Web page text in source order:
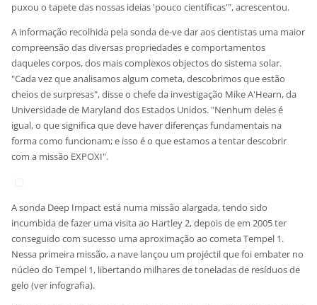
puxou o tapete das nossas ideias 'pouco científicas'", acrescentou.
A informação recolhida pela sonda de-ve dar aos cientistas uma maior
compreensão das diversas propriedades e comportamentos
daqueles corpos, dos mais complexos objectos do sistema solar.
"Cada vez que analisamos algum cometa, descobrimos que estão
cheios de surpresas", disse o chefe da investigação Mike A'Hearn, da
Universidade de Maryland dos Estados Unidos. "Nenhum deles é
igual, o que significa que deve haver diferenças fundamentais na
forma como funcionam; e isso é o que estamos a tentar descobrir
com a missão EXPOXI".
A sonda Deep Impact está numa missão alargada, tendo sido
incumbida de fazer uma visita ao Hartley 2, depois de em 2005 ter
conseguido com sucesso uma aproximação ao cometa Tempel 1.
Nessa primeira missão, a nave lançou um projéctil que foi embater no
núcleo do Tempel 1, libertando milhares de toneladas de resíduos de
gelo (ver infografia).